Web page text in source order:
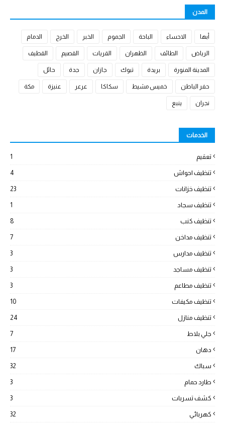
المدن
أبها الاحساء الباحة الجموم الخبر الخرج الدمام
الرياض الطائف الظهران القريات القصيم القطيف
المدينة المنورة بريدة تبوك جازان جدة حائل
حفر الباطن خميس مشيط سكاكا عرعر عنيزة مكة
نجران ينبع
الخدمات
تعقيم 1
تنظيف احواش 4
تنظيف خزانات 23
تنظيف سجاد 1
تنظيف كنب 8
تنظيف مداخن 7
تنظيف مدارس 3
تنظيف مساجد 3
تنظيف مطاعم 3
تنظيف مكيفات 10
تنظيف منازل 24
جلي بلاط 7
دهان 17
سباك 32
طارد حمام 3
كشف تسربات 3
كهربائي 32